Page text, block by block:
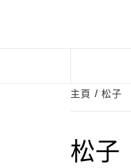
主頁 松子
松子